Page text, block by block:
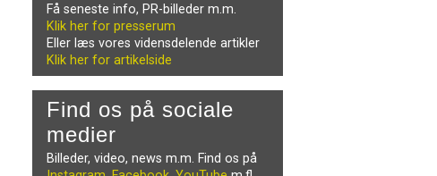
Få seneste info, PR-billeder m.m.
Klik her for presserum
Eller læs vores vidensdelende artikler
Klik her for artikelside
Find os på sociale
medier
Billeder, video, news m.m. Find os på